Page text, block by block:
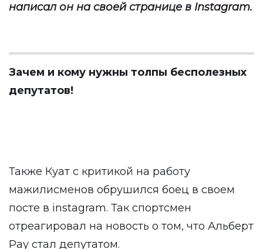
написал он на своей странице в Instagram.
Зачем и кому нужны толпы бесполезных
депутатов!
Также Куат с критикой на работу
мажилисменов обрушился боец в своем
посте в instagram. Так спортсмен
отреагировал на новость о том, что Альберт
Рау стал депутатом.